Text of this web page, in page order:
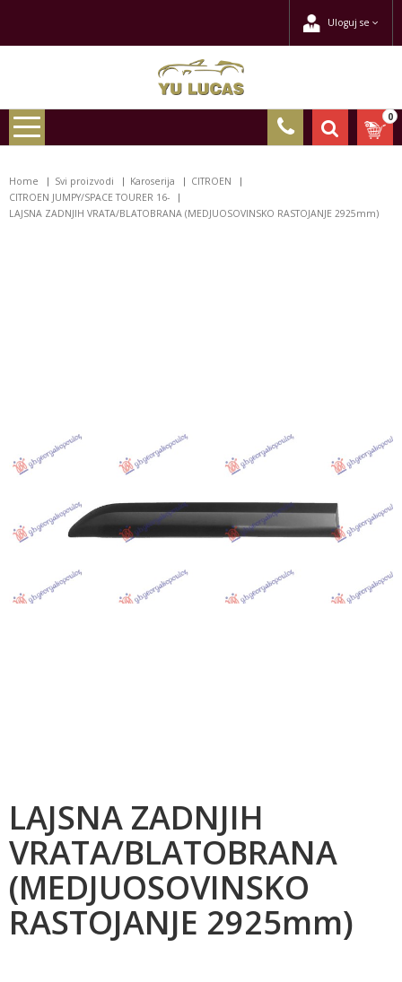
Uloguj se
0
Home Svi proizvodi Karoserija
CITROEN
CITROEN JUMPY/SPACE TOURER 16-
LAJSNA ZADNJIH VRATA/BLATOBRANA (MEDJUOSOVINSKO RASTOJANJE 2925mm)
LAJSNA ZADNJIH
VRATA/BLATOBRANA
(MEDJUOSOVINSKO
RASTOJANJE 2925mm)